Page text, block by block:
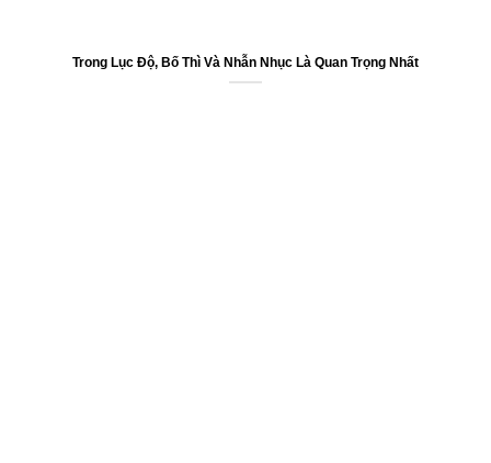
Trong Lục Độ, Bố Thì Và Nhẫn Nhục Là Quan Trọng Nhất